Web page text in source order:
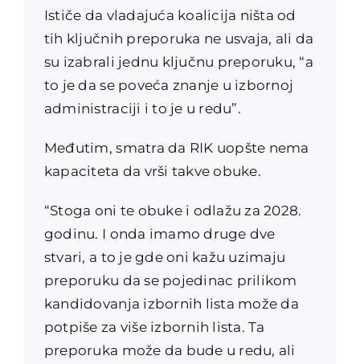
Ističe da vladajuća koalicija ništa od
tih ključnih preporuka ne usvaja, ali da
su izabrali jednu ključnu preporuku, “a
to je da se poveća znanje u izbornoj
administraciji i to je u redu”.
Međutim, smatra da RIK uopšte nema
kapaciteta da vrši takve obuke.
“Stoga oni te obuke i odlažu za 2028.
godinu. I onda imamo druge dve
stvari, a to je gde oni kažu uzimaju
preporuku da se pojedinac prilikom
kandidovanja izbornih lista može da
potpiše za više izbornih lista. Ta
preporuka može da bude u redu, ali